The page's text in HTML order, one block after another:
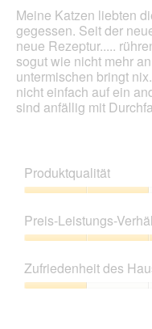
Meine Katzen liebten
gegessen. Seit der
neue Rezeptur.....
sogut wie nicht mehr
untermischen bringt
nicht einfach auf ein
sind anfällig mit
Produktqualität
2
von
5
Preis-Leistungs-
Leistungs-
Verhältnis,
4
Zufriedenheit des